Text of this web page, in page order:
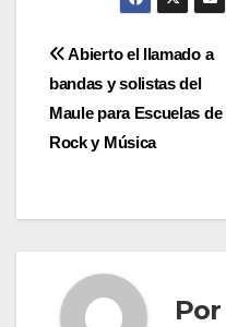
Navegación
de
entradas
Abierto el llamado a
bandas y solistas del
Maule para Escuelas de
Rock y Música
Por